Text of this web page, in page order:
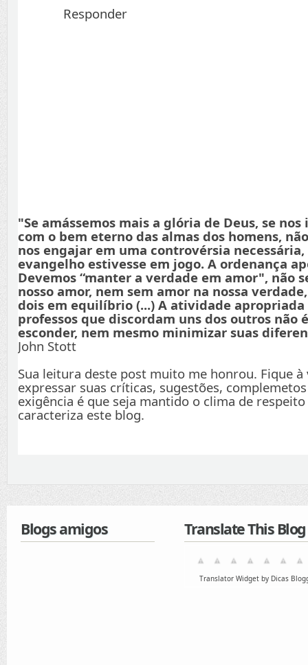
Responder
"Se amássemos mais a glória de Deus, se
com o bem eterno das almas dos homens,
nos engajar em uma controvérsia
evangelho estivesse em jogo. A ordenança
Devemos “manter a verdade em amor", não
nosso amor, nem sem amor na nossa
dois em equilíbrio (...) A atividade apropriada
professos que discordam uns dos outros não
esconder, nem mesmo minimizar suas
John Stott
Sua leitura deste post muito me honrou. Fique à
expressar suas críticas, sugestões,
exigência é que seja mantido o clima de
caracteriza este blog.
Blogs amigos Translate This Blog
Translator Widget by Dicas